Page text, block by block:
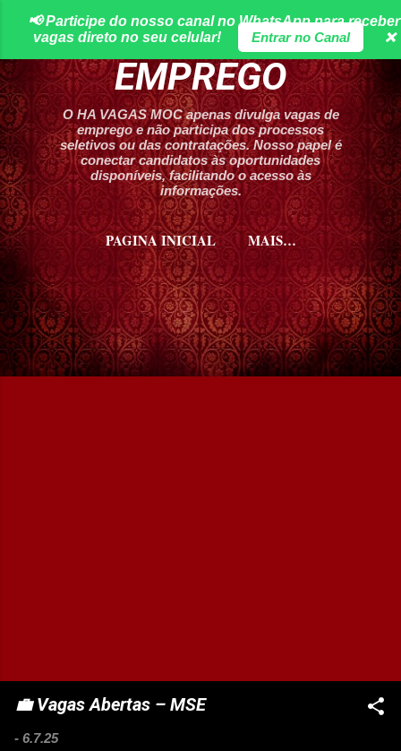
Pular para o conteúdo principal
HA VAGAS DE
EMPREGO
O HA VAGAS MOC apenas divulga vagas de
emprego e não participa dos processos
seletivos ou das contratações. Nosso papel é
conectar candidatos às oportunidades
disponíveis, facilitando o acesso às
informações.
📢 Participe do nosso canal no WhatsApp para receber
vagas direto no seu celular!
Entrar no Canal ❌
PAGINA INICIAL
MAIS…
CURSOS HA VAGAS MOC
💼 Vagas Abertas – MSE
- 6.7.25